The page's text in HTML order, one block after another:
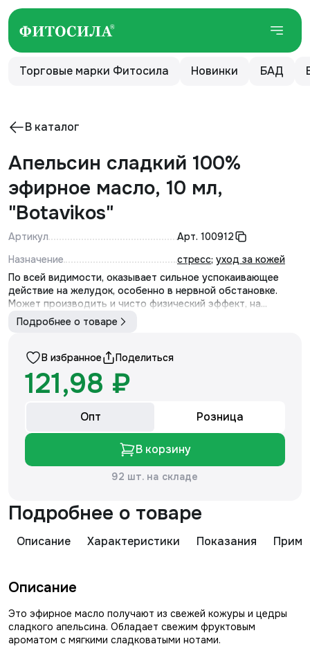
Торговые марки Фитосила Новинки БАД
В каталог
Апельсин сладкий 100%
эфирное масло, 10 мл,
"Botavikos"
Артикул Арт. 100912
Назначение
стресс; уход за кожей
По всей видимости, оказывает сильное успокаивающее
действие на желудок, особенно в нервной обстановке.
Может производить и чисто физический эффект, на...
Подробнее о товаре
В избранное Поделиться
121,98 ₽
Опт Розница
В корзину
92 шт. на складе
Подробнее о товаре
Описание Характеристики Показания
Описание
Это эфирное масло получают из свежей кожуры и цедры
сладкого апельсина. Обладает свежим фруктовым
ароматом с мягкими сладковатыми нотами.